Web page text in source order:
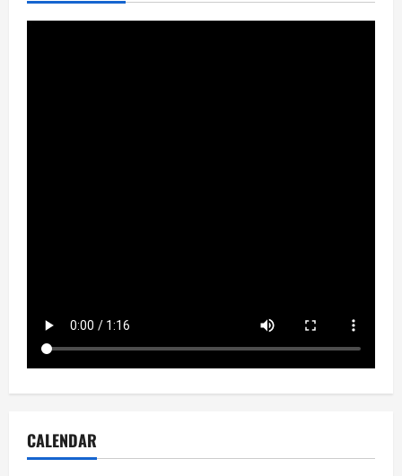
CALENDAR